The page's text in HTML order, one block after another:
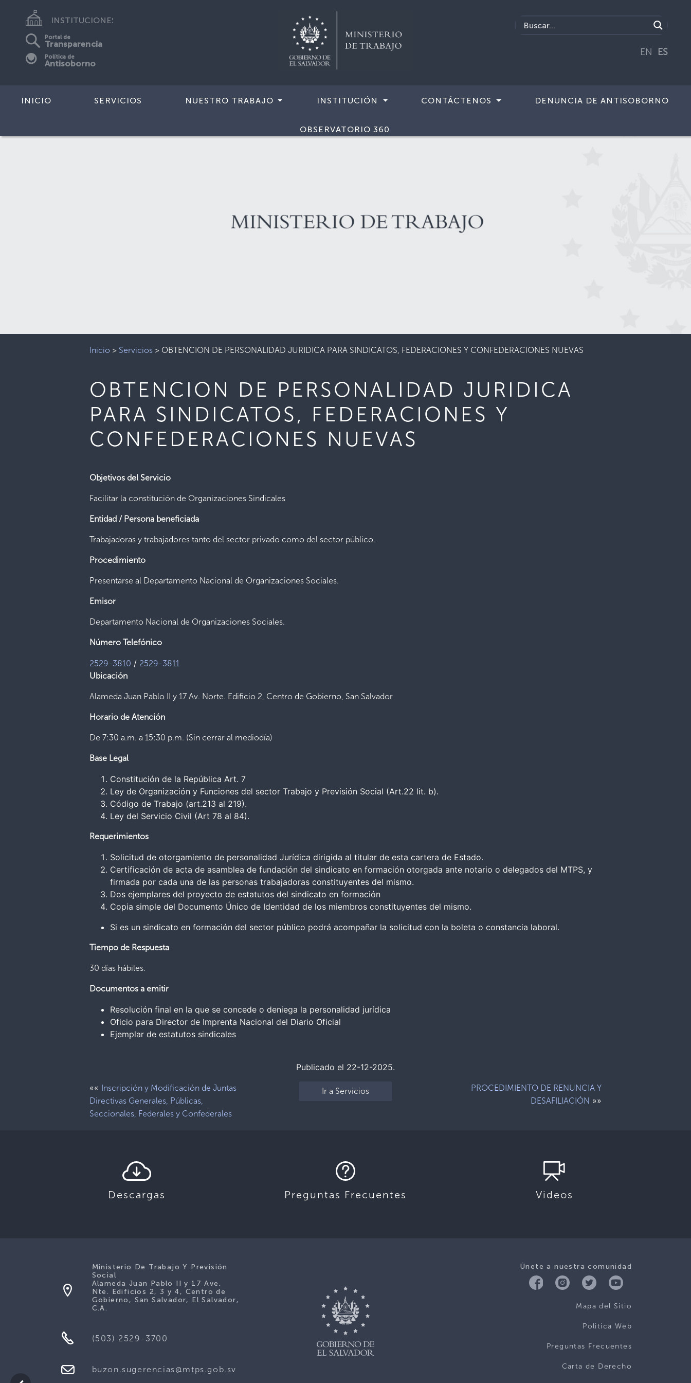
INSTITUCIONES
Portal de
Transparencia
Política de
Antisoborno
EN ES
INICIO SERVICIOS NUESTRO TRABAJO INSTITUCIÓN CONTÁCTENOS DENUNCIA DE ANTISOBORNO
OBSERVATORIO 360
Inicio > Servicios > OBTENCION DE PERSONALIDAD JURIDICA PARA SINDICATOS, FEDERACIONES Y CONFEDERACIONES NUEVAS
OBTENCION DE PERSONALIDAD JURIDICA
PARA SINDICATOS, FEDERACIONES Y
CONFEDERACIONES NUEVAS
Objetivos del Servicio
Facilitar la constitución de Organizaciones Sindicales
Entidad / Persona beneficiada
Trabajadoras y trabajadores tanto del sector privado como del sector público.
Procedimiento
Presentarse al Departamento Nacional de Organizaciones Sociales.
Emisor
Departamento Nacional de Organizaciones Sociales.
Número Telefónico
2529-3810 / 2529-3811
Ubicación
Alameda Juan Pablo II y 17 Av. Norte. Edificio 2, Centro de Gobierno, San Salvador
Horario de Atención
De 7:30 a.m. a 15:30 p.m. (Sin cerrar al mediodía)
Base Legal
Constitución de la República Art. 7
Ley de Organización y Funciones del sector Trabajo y Previsión Social (Art.22 lit. b).
Código de Trabajo (art.213 al 219).
Ley del Servicio Civil (Art 78 al 84).
Requerimientos
Solicitud de otorgamiento de personalidad Jurídica dirigida al titular de esta cartera de Estado.
Certificación de acta de asamblea de fundación del sindicato en formación otorgada ante notario o delegados del MTPS, y
firmada por cada una de las personas trabajadoras constituyentes del mismo.
Dos ejemplares del proyecto de estatutos del sindicato en formación
Copia simple del Documento Único de Identidad de los miembros constituyentes del mismo.
Si es un sindicato en formación del sector público podrá acompañar la solicitud con la boleta o constancia laboral.
Tiempo de Respuesta
30 días hábiles.
Documentos a emitir
Resolución final en la que se concede o deniega la personalidad jurídica
Oficio para Director de Imprenta Nacional del Diario Oficial
Ejemplar de estatutos sindicales
Publicado el 22-12-2025.
«« Inscripción y Modificación de Juntas
Directivas Generales, Públicas,
Seccionales, Federales y Confederales
Ir a Servicios
PROCEDIMIENTO DE RENUNCIA Y
DESAFILIACIÓN »»
Descargas Preguntas Frecuentes Videos
Únete a nuestra comunidad
Mapa del Sitio
Politica Web
Preguntas Frecuentes
Carta de Derecho
Ministerio De Trabajo Y Previsión
Social
Alameda Juan Pablo II y 17 Ave.
Nte. Edificios 2, 3 y 4, Centro de
Gobierno, San Salvador, El Salvador,
C.A.
(503) 2529-3700
buzon.sugerencias@mtps.gob.sv